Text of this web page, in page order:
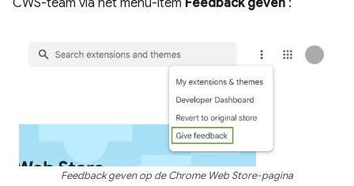
CWS-team via het menu-item Feedback geven :
Feedback geven op de Chrome Web Store-pagina